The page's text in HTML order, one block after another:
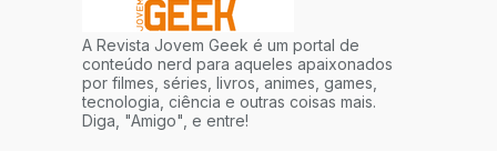
A Revista Jovem Geek é um portal de
conteúdo nerd para aqueles apaixonados
por filmes, séries, livros, animes, games,
tecnologia, ciência e outras coisas mais.
Diga, "Amigo", e entre!